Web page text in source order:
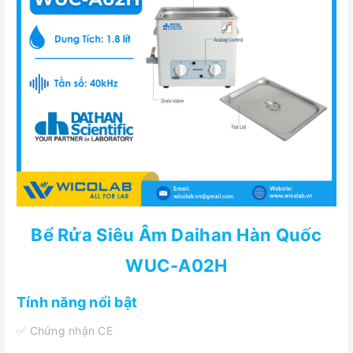
Bể Rửa Siêu Âm Daihan Hàn Quốc
WUC-A02H
Tính năng nổi bật
✅ Chứng nhận CE